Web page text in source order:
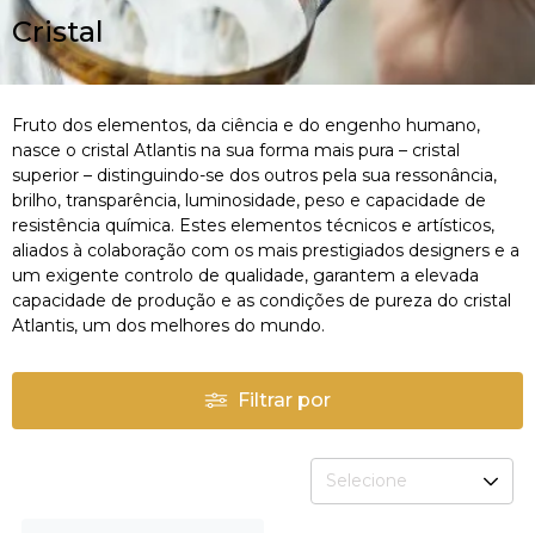
Cristal
Fruto dos elementos, da ciência e do engenho humano,
nasce o cristal Atlantis na sua forma mais pura – cristal
superior – distinguindo-se dos outros pela sua ressonância,
brilho, transparência, luminosidade, peso e capacidade de
resistência química. Estes elementos técnicos e artísticos,
aliados à colaboração com os mais prestigiados designers e a
um exigente controlo de qualidade, garantem a elevada
capacidade de produção e as condições de pureza do cristal
Atlantis, um dos melhores do mundo.
Filtrar por
Selecione